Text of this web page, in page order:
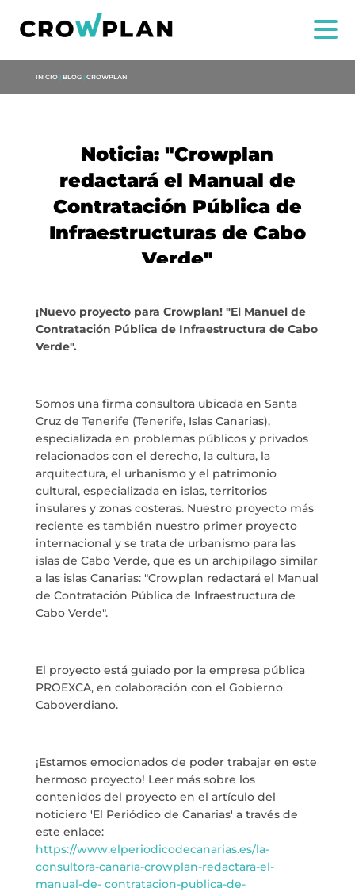
US
PROJECTS
BLOG
THE TANK CULTURAL SPACE
CONTACT
LA NEUROLITERATURA ENTRA
EN NUESTROS OBJETIVOS
porDigital
922 28 00 28
INICIO | BLOG | CROWPLAN
Noticia: "Crowplan
redactará el Manual de
Contratación Pública de
Infraestructuras de Cabo
Verde"
¡Nuevo proyecto para Crowplan! "El Manuel de
Contratación Pública de Infraestructura de Cabo
Verde".
Somos una firma consultora ubicada en Santa
Cruz de Tenerife (Tenerife, Islas Canarias),
especializada en problemas públicos y privados
relacionados con el derecho, la cultura, la
arquitectura, el urbanismo y el patrimonio
cultural, especializada en islas, territorios
insulares y zonas costeras. Nuestro proyecto más
reciente es también nuestro primer proyecto
internacional y se trata de urbanismo para las
islas de Cabo Verde, que es un archipilago similar
a las islas Canarias: "Crowplan redactará el Manual
de Contratación Pública de Infraestructura de
Cabo Verde".
El proyecto está guiado por la empresa pública
PROEXCA, en colaboración con el Gobierno
Caboverdiano.
¡Estamos emocionados de poder trabajar en este
hermoso proyecto! Leer más sobre los
contenidos del proyecto en el artículo del
noticiero 'El Periódico de Canarias' a través de
este enlace:
https://www.elperiodicodecanarias.es/la-
consultora-canaria-crowplan-redactara-el-
manual-de- contratacion-publica-de-